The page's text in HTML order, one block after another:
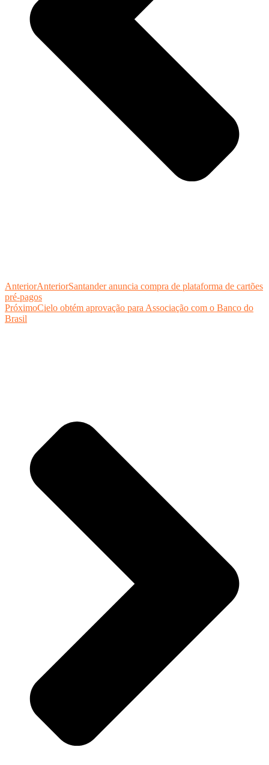
AnteriorAnteriorSantander anuncia compra de plataforma de cartões
pré-pagos
PróximoCielo obtém aprovação para Associação com o Banco do
Brasil